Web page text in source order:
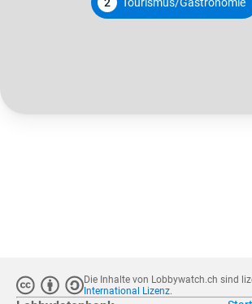
Die Inhalte von Lobbywatch.ch sind
International Lizenz.